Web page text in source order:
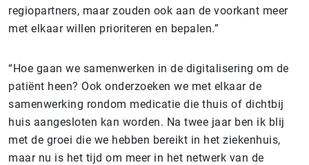
regiopartners, maar zouden ook aan de voorkant meer
met elkaar willen prioriteren en bepalen.”
“Hoe gaan we samenwerken in de digitalisering om de
patiënt heen? Ook onderzoeken we met elkaar de
samenwerking rondom medicatie die thuis of dichtbij
huis aangesloten kan worden. Na twee jaar ben ik blij
met de groei die we hebben bereikt in het ziekenhuis,
maar nu is het tijd om meer in het netwerk van de